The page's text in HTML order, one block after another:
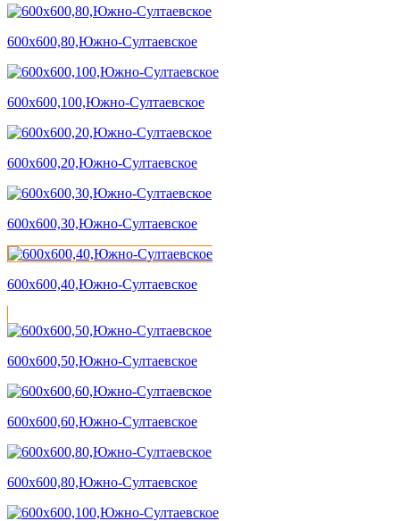
600х600,80,Южно-Султаевское
600х600,100,Южно-Султаевское
600х600,20,Южно-Султаевское
600х600,30,Южно-Султаевское
600х600,40,Южно-Султаевское
600х600,50,Южно-Султаевское
600х600,60,Южно-Султаевское
600х600,80,Южно-Султаевское